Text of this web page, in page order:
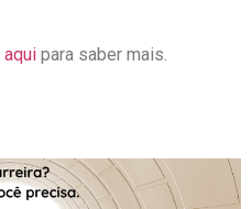
aqui para saber mais.